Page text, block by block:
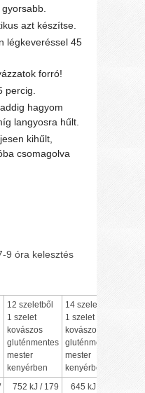
azt készítse.
légkeveréssel 45
forró!
percig.
hagyom
langyosra hűlt.
kihűlt,
csomagolva
9 óra kelesztés
12 szeletből
1 szelet
kovászos
gluténmentes
mester
kenyérben
14 szeletből
1 szelet
kovászos
gluténmentes
mester
kenyérben
752 kJ / 179
645 kJ / 154